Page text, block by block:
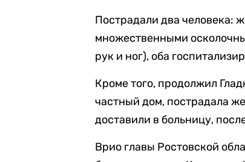
Пострадали два человека:
множественными
рук и ног), оба
Кроме того, продолжил
частный дом, пострадала
доставили в больницу,
Врио главы Ростовской